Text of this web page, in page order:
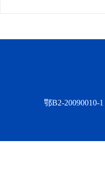
鄂B2-20090010-1